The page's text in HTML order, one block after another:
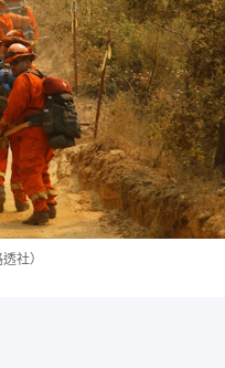
社）